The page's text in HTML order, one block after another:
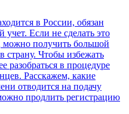
в России, обязан
Если не сделать это
можно получить большой
страну. Чтобы избежать
разобраться в процедуре
Расскажем, какие
отводится на подачу
продлить регистрацию